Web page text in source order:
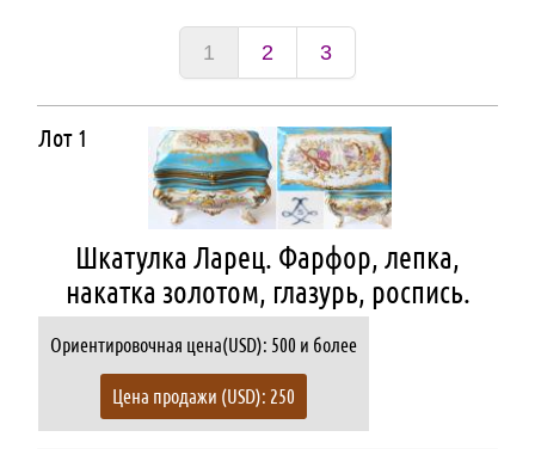
1 2 3
Лот 1
Шкатулка Ларец. Фарфор, лепка,
накатка золотом, глазурь, роспись.
Ориентировочная цена(USD): 500 и более
Цена продажи (USD): 250